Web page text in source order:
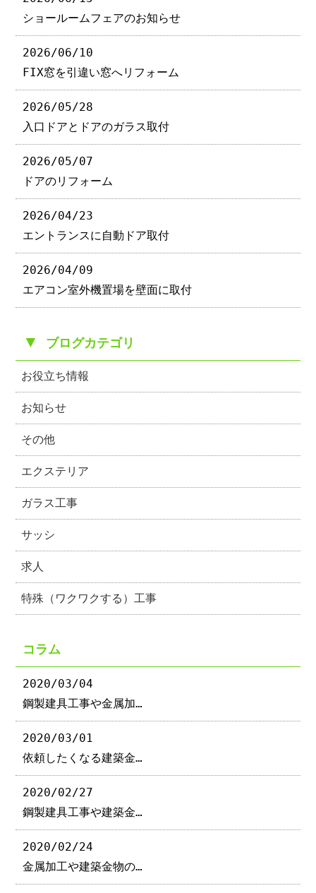
ショールームフェアのお知らせ
2026/06/10
FIX窓を引違い窓へリフォーム
2026/05/28
入口ドアとドアのガラス取付
2026/05/07
ドアのリフォーム
2026/04/23
エントランスに自動ドア取付
2026/04/09
エアコン室外機置場を壁面に取付
▼ ブログカテゴリ
お役立ち情報
お知らせ
その他
エクステリア
ガラス工事
サッシ
求人
特殊（ワクワクする）工事
コラム
2020/03/04
鋼製建具工事や金属加…
2020/03/01
依頼したくなる建築金…
2020/02/27
鋼製建具工事や建築金…
2020/02/24
金属加工や建築金物の…